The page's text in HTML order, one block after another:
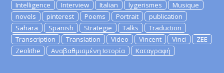
Intelligence
Interview Italian lygerismes
Musique
novels
pinterest Poems Portrait
publication
Sahara
Spanish Strategie Talks
Traduction
Transcription
Translation Video Vincent Vinci
ZEE
Zeolithe
Αναβαθμισμένη Ιστορία Καταγραφή